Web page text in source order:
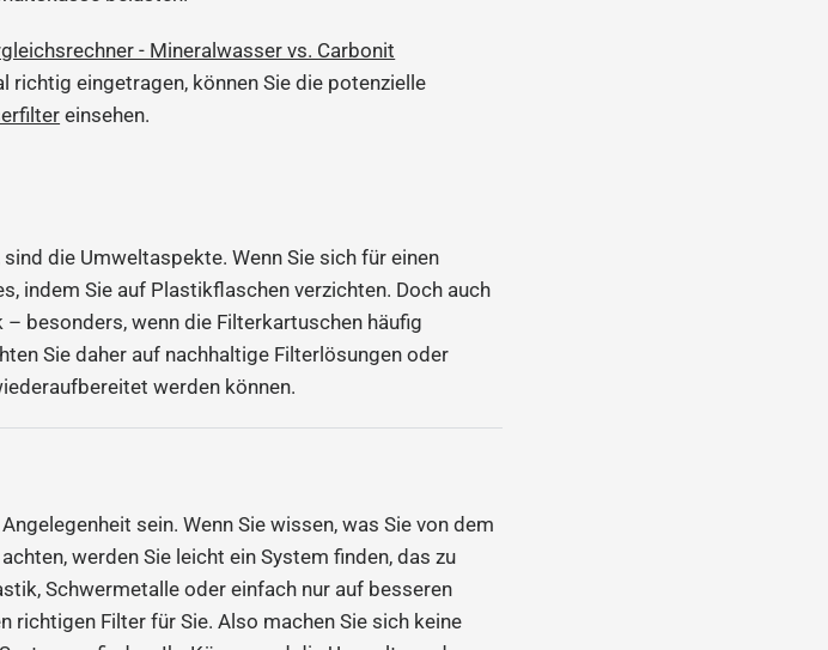
- Mineralwasser vs. Carbonit
richtig eingetragen, können Sie die potenzielle
einsehen.
die Umweltaspekte. Wenn Sie sich für einen
indem Sie auf Plastikflaschen verzichten. Doch auch
besonders, wenn die Filterkartuschen häufig
Sie daher auf nachhaltige Filterlösungen oder
werden können.
sein. Wenn Sie wissen, was Sie von dem
werden Sie leicht ein System finden, das zu
Schwermetalle oder einfach nur auf besseren
Filter für Sie. Also machen Sie sich keine